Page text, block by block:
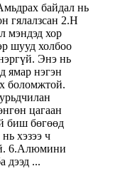
байдал нь
гялалзсан 2.Н
мэндэд хор
шууд холбоо
Энэ нь
ямар нэгэн
боломжтой.
цагаан
биш бөгөөд
хэзээ ч
6.Алюмини
дээд ...